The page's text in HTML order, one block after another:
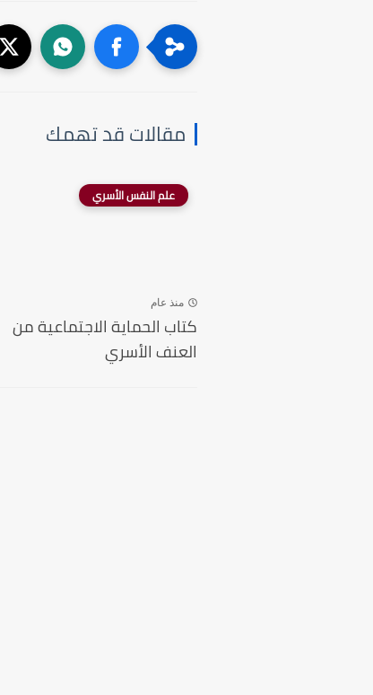
مقالات قد تهمك
علم النفس الأسري
منذ عام
كتاب الحماية الاجتماعية من
العنف الأسري